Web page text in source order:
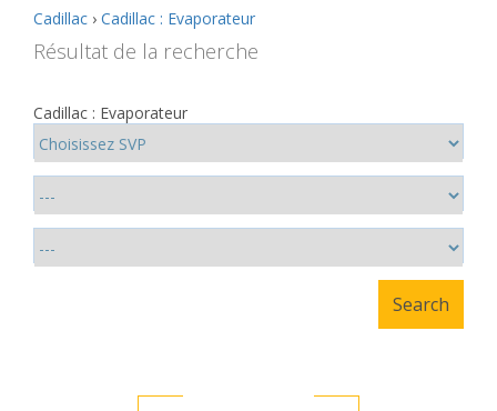
Cadillac › Cadillac : Evaporateur
Résultat de la recherche
Cadillac : Evaporateur